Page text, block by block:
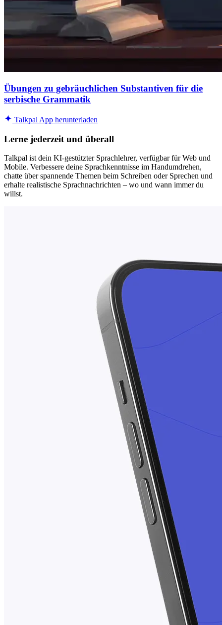
Übungen zu gebräuchlichen Substantiven für die
serbische Grammatik
Talkpal App herunterladen
Lerne jederzeit und überall
Talkpal ist dein KI-gestützter Sprachlehrer, verfügbar für Web und
Mobile. Verbessere deine Sprachkenntnisse im Handumdrehen,
chatte über spannende Themen beim Schreiben oder Sprechen und
erhalte realistische Sprachnachrichten – wo und wann immer du
willst.